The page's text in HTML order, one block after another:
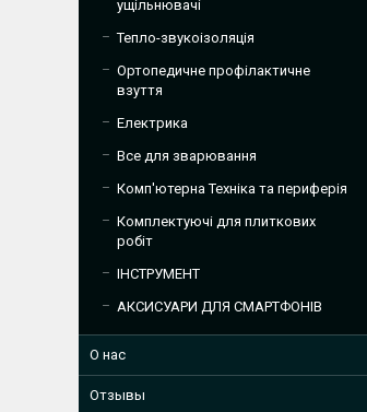
ущільнювачі
Тепло-звукоізоляція
Ортопедичне профілактичне
взуття
Електрика
Все для зварювання
Комп'ютерна Техніка та периферія
Комплектуючі для плиткових
робіт
ІНСТРУМЕНТ
АКСИСУАРИ ДЛЯ СМАРТФОНІВ
О нас
Отзывы